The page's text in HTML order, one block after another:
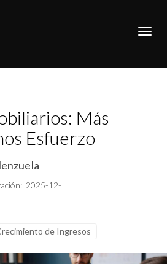
Más
Esfuerzo
2025-12-
de Ingresos